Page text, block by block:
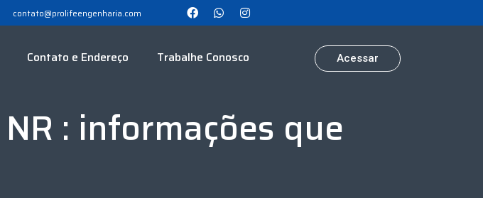
contato@prolifeengenharia.com
Contato e Endereço Trabalhe Conosco Acessar
: informações que